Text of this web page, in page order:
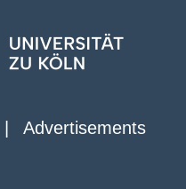
Advertisements